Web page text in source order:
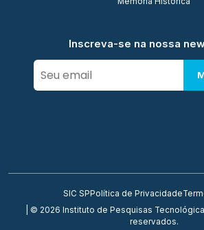
Inscreva-se na nossa
SIC SP Política de Privacidade
| © 2026 Instituto de Pesquisas
reservados.